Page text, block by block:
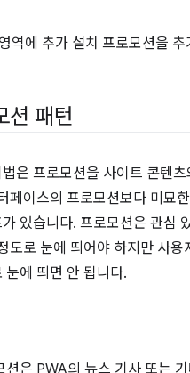
역에 추가 설치 프로모션을 추
션 패턴
은 프로모션을 사이트 콘텐츠
페이스의 프로모션보다 미묘
있습니다. 프로모션은 관심
도로 눈에 띄어야 하지만 사용
눈에 띄면 안 됩니다.
션은 PWA의 뉴스 기사 또는